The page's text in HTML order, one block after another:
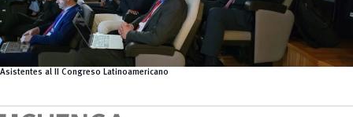
Asistentes al II Congreso Latinoamericano